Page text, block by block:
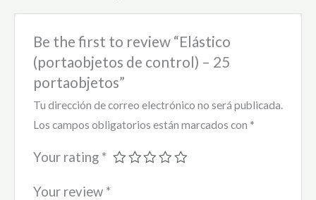
Be the first to review “Elástico
(portaobjetos de control) – 25
portaobjetos”
Tu dirección de correo electrónico no será publicada.
Los campos obligatorios están marcados con *
Your rating *
Your review *